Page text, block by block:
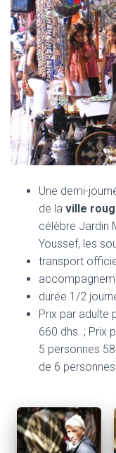
Une demi-
de la ville
célèbre Jardin
Youssef, les
transport
durée 1/2
Prix par adulte
660 dhs ; Prix
5 personnes
de 6